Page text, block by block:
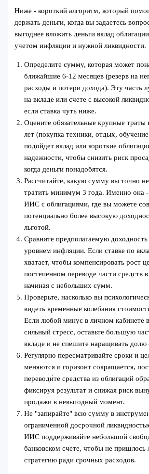
Ниже - короткий алгоритм, который
держать деньги, когда вы задаетесь
выгоднее вложить деньги вклад
учетом инфляции и нужной ликвидности.
Определите сумму, которая может
ближайшие 6-12 месяцев (резерв на
расходы и потери дохода). Эту часть
на вкладе или счете с высокой
если ставка чуть ниже.
Оцените обязательные крупные траты
лет (покупка техники, отдых,
подойдет вклад или короткие
надежности, чтобы снизить риск
когда деньги понадобятся.
Рассчитайте, какую сумму вы точно
тратить минимум 3 года. Именно она -
ИИС с облигациями, где вы можете
потенциально более высокую
льготой.
Сравните предполагаемую
уровнем инфляции. Если ставке по
хватает, чтобы компенсировать рост
постепенном переводе части средств
начиная с небольших сумм.
Проверьте, насколько вы
видеть временные колебания
Если любой минус в личном кабинете
сильный стресс, оставьте большую
вкладе и не спешите наращивать долю
Регулярно пересматривайте сроки и
меняются и горизонт сокращается,
переводи́те средства из облигаций
фиксируя результат и снижая риск
продажи в невыгодный момент.
Не "запирайте" всю сумму в
ограниченной досрочной
ИИС поддерживайте небольшой
банковском счете, чтобы не пришлось
стратегию ради срочных расходов.